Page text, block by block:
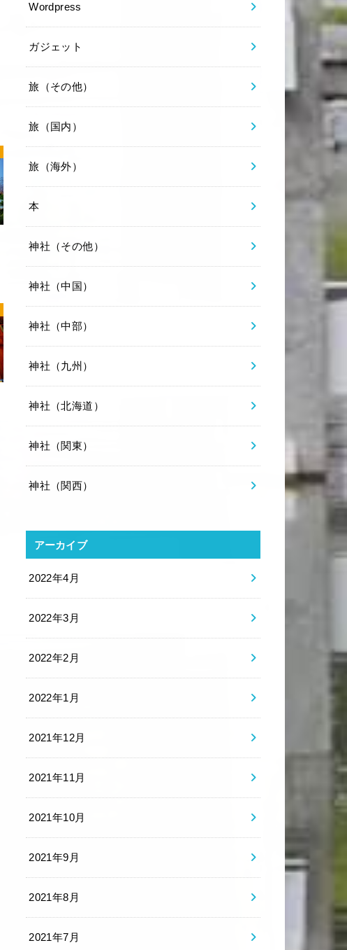
Wordpress
ガジェット
旅（その他）
旅（国内）
旅（海外）
本
神社（その他）
神社（中国）
神社（中部）
神社（九州）
神社（北海道）
神社（関東）
神社（関西）
アーカイブ
2022年4月
2022年3月
2022年2月
2022年1月
2021年12月
2021年11月
2021年10月
2021年9月
2021年8月
2021年7月